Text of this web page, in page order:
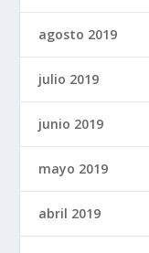
agosto 2019
julio 2019
junio 2019
mayo 2019
abril 2019